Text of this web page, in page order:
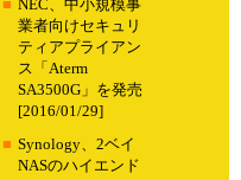
■ NEC、中小規模事
業者向けセキュリ
ティアプライアン
ス「Aterm
SA3500G」を発売
[2016/01/29]
■ Synology、2ベイ
NASのハイエンド